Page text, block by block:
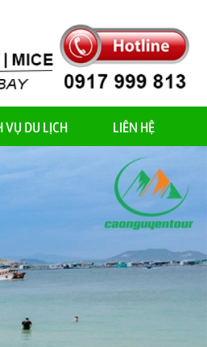
VỤ DU LỊCH LIÊN HỆ